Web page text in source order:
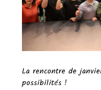
La rencontre de
possibilités !